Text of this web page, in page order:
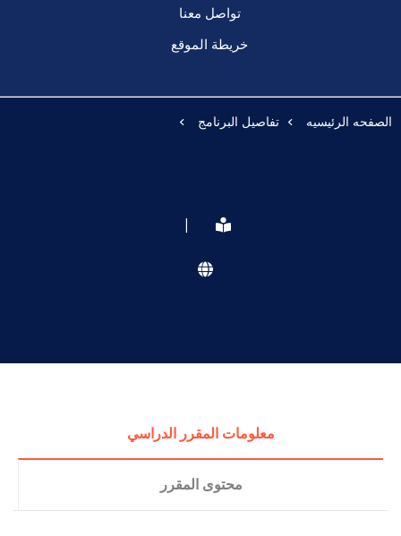
تواصل معنا
خريطة الموقع
الصفحه الرئيسيه تفاصيل البرنامج
|
معلومات المقرر الدراسي
محتوى المقرر